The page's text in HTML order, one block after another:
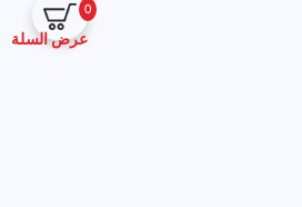
0
عرض السلة